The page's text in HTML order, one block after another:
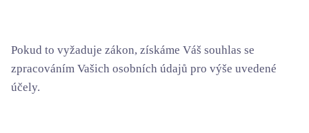
Pokud to vyžaduje zákon, získáme Váš souhlas se
zpracováním Vašich osobních údajů pro výše uvedené
účely.